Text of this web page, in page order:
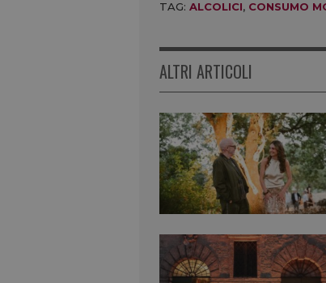
TAG: ALCOLICI, CONSUMO
ALTRI ARTICOLI